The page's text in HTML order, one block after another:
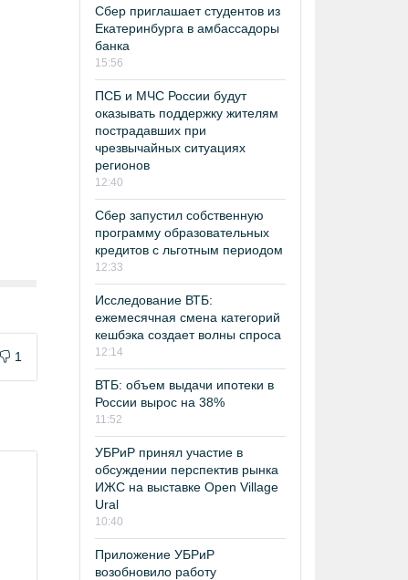
1
Сбер приглашает студентов из
Екатеринбурга в амбассадоры
банка
15:56
ПСБ и МЧС России будут
оказывать поддержку жителям
пострадавших при
чрезвычайных ситуациях
регионов
12:40
Сбер запустил собственную
программу образовательных
кредитов с льготным периодом
12:33
Исследование ВТБ:
ежемесячная смена категорий
кешбэка создает волны спроса
12:14
ВТБ: объем выдачи ипотеки в
России вырос на 38%
11:52
УБРиР принял участие в
обсуждении перспектив рынка
ИЖС на выставке Open Village
Ural
10:40
Приложение УБРиР
возобновило работу